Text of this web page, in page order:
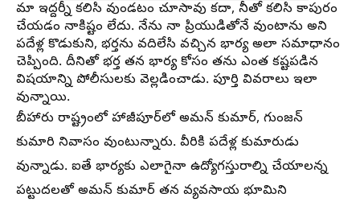
మా ఇద్దర్నీ కలిసి వుండటం చూసావు కదా, నీతో కలిసి కాపురం
చేయడం నాకిష్టం లేదు. నేను నా ప్రియుడితోనే వుంటాను అని
పదేళ్ల కొడుకుని, భర్తను వదిలేసి వచ్చిన భార్య అలా సమాధానం
చెప్పింది. దీనితో భర్త తన భార్య కోసం తను ఎంత కష్టపడిన
విషయాన్ని పోలీసులకు వెల్లడించాడు. పూర్తి వివరాలు ఇలా
వున్నాయి.
బీహారు రాష్ట్రంలో హాజీపూర్‌లో అమన్ కుమార్, గుంజన్
కుమారి నివాసం వుంటున్నారు. వీరికి పదేళ్ల కుమారుడు
వున్నాడు. ఐతే భార్యకు ఎలాగైనా ఉద్యోగస్తురాల్ని చేయాలన్న
పట్టుదలతో అమన్ కుమార్ తన వ్యవసాయ భూమిని